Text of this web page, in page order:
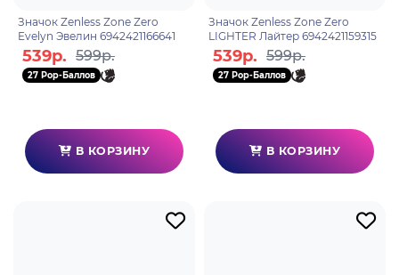
Значок Zenless Zone Zero
Evelyn Эвелин 6942421166641
539р. 599р.
27 Pop-Баллов
В КОРЗИНУ
Значок Zenless Zone Zero
LIGHTER Лайтер 6942421159315
539р. 599р.
27 Pop-Баллов
В КОРЗИНУ